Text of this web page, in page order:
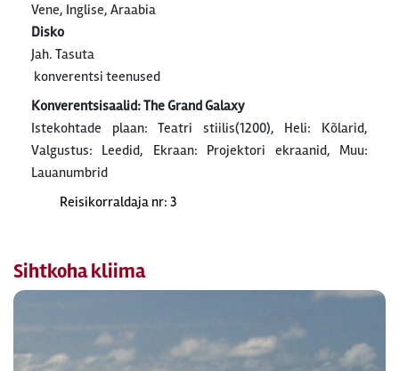
Vene, Inglise, Araabia
Disko
Jah. Tasuta
konverentsi teenused
Konverentsisaalid: The Grand Galaxy
Istekohtade plaan: Teatri stiilis(1200), Heli: Kõlarid,
Valgustus: Leedid, Ekraan: Projektori ekraanid, Muu:
Lauanumbrid
Reisikorraldaja nr: 3
Sihtkoha kliima